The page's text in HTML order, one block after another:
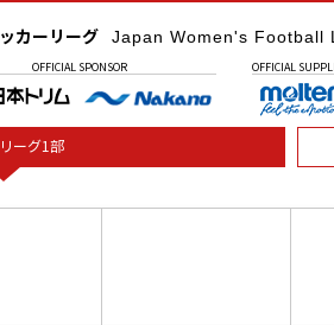
カーリーグ Japan Women's Football
OFFICIAL SPONSOR OFFICIAL
ーグ1部